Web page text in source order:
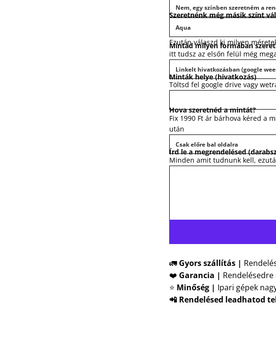
Szeretnénk még másik színt
Ezután válaszd ki milyen
Mintád milyen formában
itt tudsz az elsőn felül még
Minták helye (hivatkozás)
Töltsd fel google drive vagy
Hova szeretnéd a mintát?
Fix 1990 Ft ár bárhova kéred a
után
Írd le a megrendelésed
Minden amit tudnunk kell,
🚛 Gyors szállítás |
❤️ Garancia |
⭐ Minőség | Ipari gépek
📲 Rendelésed leadhatod